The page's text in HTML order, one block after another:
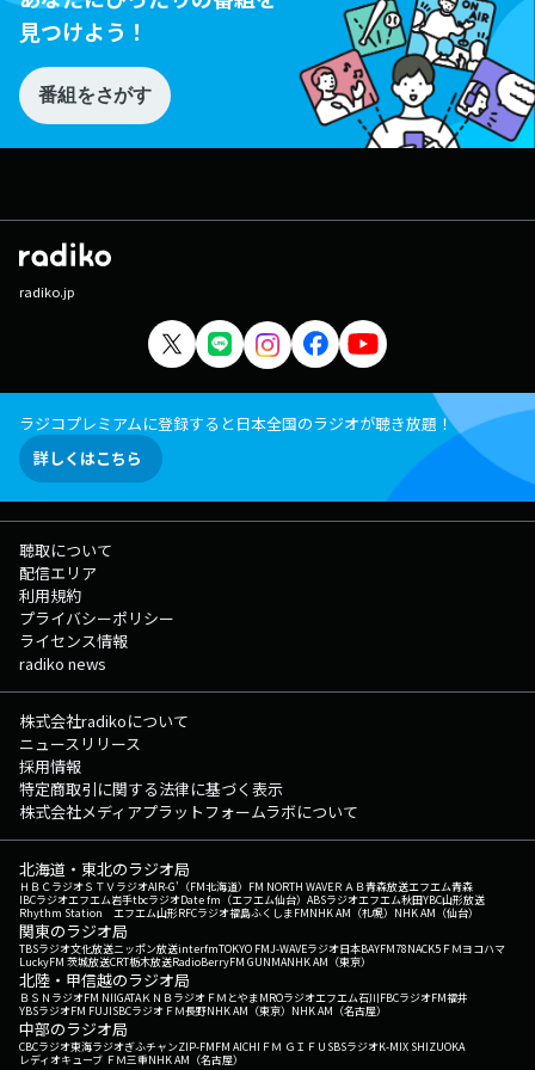
見つけよう！
番組をさがす
radiko.jp
ラジコプレミアムに登録すると日本全国のラジオが聴き放題！
詳しくはこちら
聴取について
配信エリア
利用規約
プライバシーポリシー
ライセンス情報
radiko news
株式会社radikoについて
ニュースリリース
採用情報
特定商取引に関する法律に基づく表示
株式会社メディアプラットフォームラボについて
北海道・東北のラジオ局
ＨＢＣラジオＳＴＶラジオAIR-G'（FM北海道） FM NORTH WAVEＲＡＢ青森放送エフエム青森
IBCラジオエフエム岩手tbcラジオDate fm（エフエム仙台） ABSラジオエフエム秋田YBC山形放送
Rhythm Station エフエム山形RFCラジオ福島ふくしまFMNHK AM（札幌） NHK AM（仙台）
関東のラジオ局
TBSラジオ文化放送ニッポン放送interfmTOKYO FMJ-WAVEラジオ日本BAYFM78NACK5 ＦＭヨコハマ
LuckyFM 茨城放送CRT栃木放送RadioBerryFM GUNMANHK AM（東京）
北陸・甲信越のラジオ局
ＢＳＮラジオFM NIIGATAＫＮＢラジオ ＦＭとやまMROラジオエフエム石川FBCラジオFM福井
YBSラジオFM FUJISBCラジオ ＦＭ長野NHK AM（東京） NHK AM（名古屋）
中部のラジオ局
CBCラジオ東海ラジオぎふチャンZIP-FMFM AICHI ＦＭ ＧＩＦＵ SBSラジオK-MIX SHIZUOKA
レディオキューブ ＦＭ三重NHK AM（名古屋）